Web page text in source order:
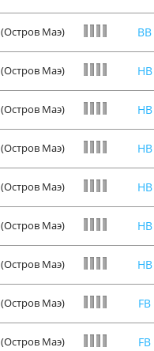
(Остров Маэ) BB
(Остров Маэ) HB
(Остров Маэ) HB
(Остров Маэ) HB
(Остров Маэ) HB
(Остров Маэ) HB
(Остров Маэ) HB
(Остров Маэ) FB
(Остров Маэ) FB